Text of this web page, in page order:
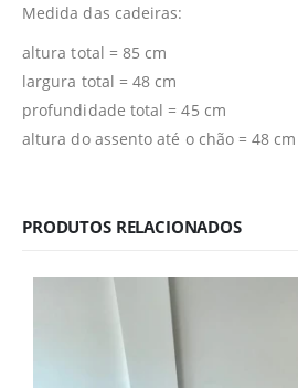
Medida das cadeiras:
altura total = 85 cm
largura total = 48 cm
profundidade total = 45 cm
altura do assento até o chão = 48 cm
PRODUTOS RELACIONADOS